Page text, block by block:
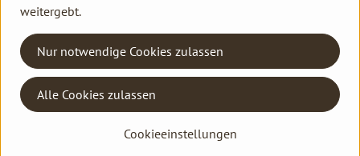
weitergebt.
Cookieeinstellungen
Nur notwendige Cookies zulassen
Alle Cookies zulassen